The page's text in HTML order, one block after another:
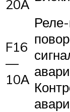
20А
F16
—
10А